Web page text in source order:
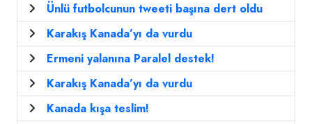
Ünlü futbolcunun tweeti başına dert oldu
Karakış Kanada’yı da vurdu
Ermeni yalanına Paralel destek!
Karakış Kanada’yı da vurdu
Kanada kışa teslim!